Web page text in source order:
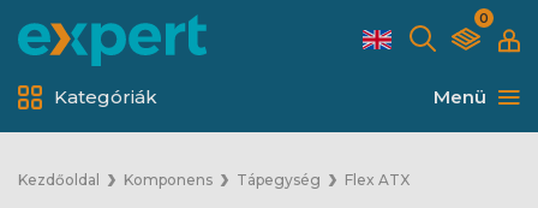
0
Menü
Kategóriák
Kezdőoldal Komponens Tápegység Flex ATX